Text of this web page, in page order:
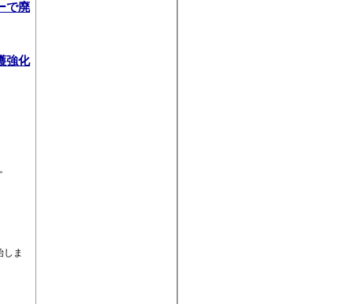
で廃
強化
しま